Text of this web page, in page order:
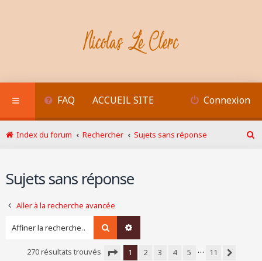
FAQ ACCUEIL SITE Connexion
Index du forum Rechercher
Sujets sans réponse
Sujets sans réponse
Aller à la recherche avancée
Rechercher
270 résultats trouvés
1 2 3 4 5 …
11